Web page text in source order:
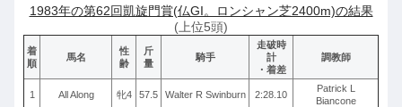
1983年の第62回凱旋門賞(仏GI。ロンシャン芝2400m)の結果
(上位5頭)
着
順
馬名
性
齢
斤
量
騎手
走破時
計
・着差
調教師
1 All Along 牝4 57.5 Walter R Swinburn 2:28.10
Patrick L
Biancone